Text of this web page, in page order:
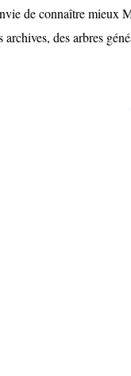
de connaître mieux
des arbres